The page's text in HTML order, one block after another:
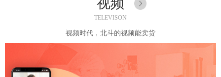
TELEVISON
视频时代，北斗的视频能卖货